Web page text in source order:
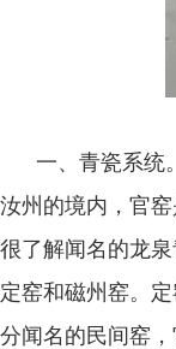
一、青瓷系统。
汝州的境内，官
很了解闻名的龙
定窑和磁州窑。
分闻名的民间窑